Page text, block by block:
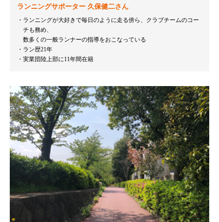
ランニングサポーター 久保健二さん
ランニングが大好きで毎日のように走る傍ら、クラブチームのコー
チも務め、
数多くの一般ランナーの指導をおこなっている
ラン歴21年
実業団陸上部に11年間在籍